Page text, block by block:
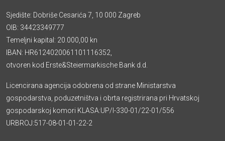
Sjedište: Dobriše Cesarića 7, 10 000 Zagreb
OIB: 34423349777
Temeljni kapital: 20.000,00 kn
IBAN: HR6124020061101116352,
otvoren kod Erste&Steiermarkische Bank d.d.
Licencirana agencija odobrena od strane Ministarstva
gospodarstva, poduzetništva i obrta registrirana pri Hrvatskoj
gospodarskoj komori KLASA:UP/I-330-01/22-01/556
URBROJ:517-08-01-01-22-2